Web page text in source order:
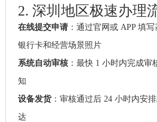
2. 深圳地区极速办理
在线提交申请：通过官网或 APP 填写
银行卡和经营场景照片
系统自动审核：最快 1 小时内完成审
知
设备发货：审核通过后 24 小时内安
达